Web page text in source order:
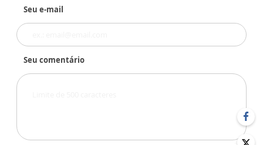
Seu e-mail
Seu comentário